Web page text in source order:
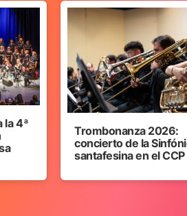
la 4ª
Trombonanza 2026:
concierto de la
santafesina en el CCP